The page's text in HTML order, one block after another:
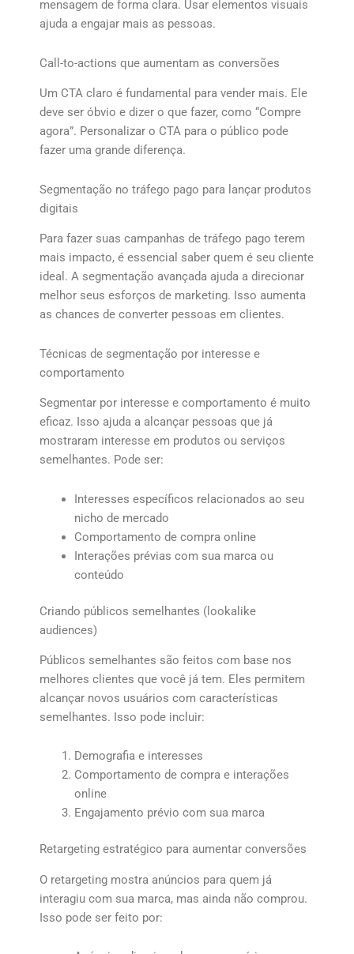
mensagem de forma clara. Usar elementos visuais
ajuda a engajar mais as pessoas.
Call-to-actions que aumentam as conversões
Um CTA claro é fundamental para vender mais. Ele
deve ser óbvio e dizer o que fazer, como “Compre
agora”. Personalizar o CTA para o público pode
fazer uma grande diferença.
Segmentação no tráfego pago para lançar produtos
digitais
Para fazer suas campanhas de tráfego pago terem
mais impacto, é essencial saber quem é seu cliente
ideal. A segmentação avançada ajuda a direcionar
melhor seus esforços de marketing. Isso aumenta
as chances de converter pessoas em clientes.
Técnicas de segmentação por interesse e
comportamento
Segmentar por interesse e comportamento é muito
eficaz. Isso ajuda a alcançar pessoas que já
mostraram interesse em produtos ou serviços
semelhantes. Pode ser:
Interesses específicos relacionados ao seu
nicho de mercado
Comportamento de compra online
Interações prévias com sua marca ou
conteúdo
Criando públicos semelhantes (lookalike
audiences)
Públicos semelhantes são feitos com base nos
melhores clientes que você já tem. Eles permitem
alcançar novos usuários com características
semelhantes. Isso pode incluir:
Demografia e interesses
Comportamento de compra e interações
online
Engajamento prévio com sua marca
Retargeting estratégico para aumentar conversões
O retargeting mostra anúncios para quem já
interagiu com sua marca, mas ainda não comprou.
Isso pode ser feito por: